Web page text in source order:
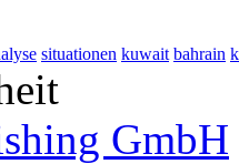
situationen kuwait bahrain
GmbH